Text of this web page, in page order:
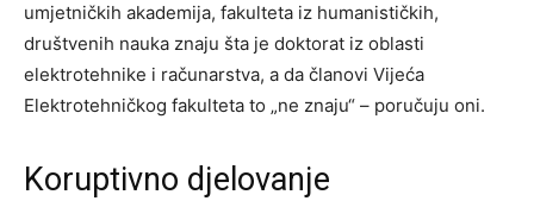
umjetničkih akademija, fakulteta iz humanističkih,
društvenih nauka znaju šta je doktorat iz oblasti
elektrotehnike i računarstva, a da članovi Vijeća
Elektrotehničkog fakulteta to „ne znaju“ – poručuju oni.
Koruptivno djelovanje